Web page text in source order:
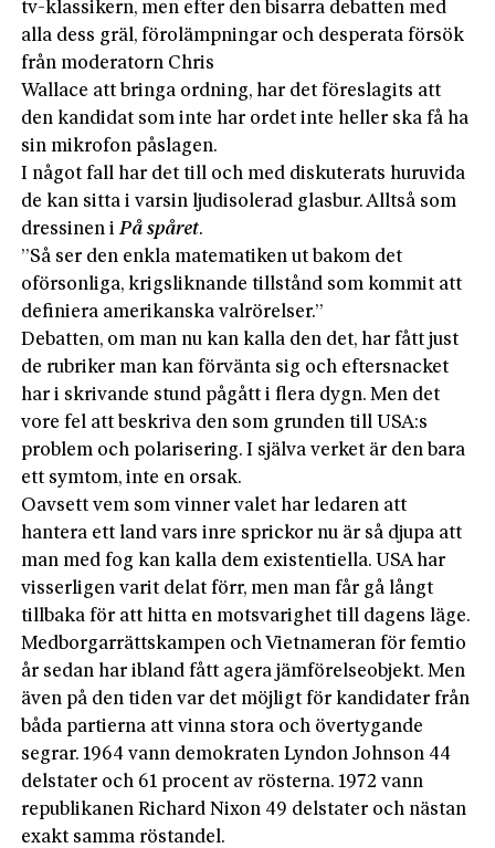
tv-klassikern, men efter den bisarra debatten med
alla dess gräl, förolämpningar och desperata försök
från moderatorn Chris
Wallace att bringa ordning, har det föreslagits att
den kandidat som inte har ordet inte heller ska få ha
sin mikrofon påslagen.
I något fall har det till och med diskuterats huruvida
de kan sitta i varsin ljudisolerad glasbur. Alltså som
dressinen iPå spåret.
”Så ser den enkla matematiken ut bakom det
oförsonliga, krigsliknande tillstånd som kommit att
definiera amerikanska valrörelser.”
Debatten, om man nu kan kalla den det, har fått just
de rubriker man kan förvänta sig och eftersnacket
har i skrivande stund pågått i flera dygn. Men det
vore fel att beskriva den som grunden till USA:s
problem och polarisering. I själva verket är den bara
ett symtom, inte en orsak.
Oavsett vem som vinner valet har ledaren att
hantera ett land vars inre sprickor nu är så djupa att
man med fog kan kalla dem existentiella. USA har
visserligen varit delat förr, men man får gå långt
tillbaka för att hitta en motsvarighet till dagens läge.
Medborgarrättskampen och Vietnameran för femtio
år sedan har ibland fått agera jämförelseobjekt. Men
även på den tiden var det möjligt för kandidater från
båda partierna att vinna stora och övertygande
segrar. 1964 vann demokraten Lyndon Johnson 44
delstater och 61 procent av rösterna. 1972 vann
republikanen ­Richard Nixon 49 delstater och nästan
exakt samma röstandel.